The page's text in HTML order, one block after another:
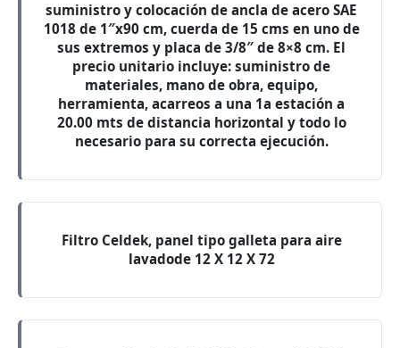
suministro y colocación de ancla de acero SAE
1018 de 1″x90 cm, cuerda de 15 cms en uno de
sus extremos y placa de 3/8″ de 8×8 cm. El
precio unitario incluye: suministro de
materiales, mano de obra, equipo,
herramienta, acarreos a una 1a estación a
20.00 mts de distancia horizontal y todo lo
necesario para su correcta ejecución.
Filtro Celdek, panel tipo galleta para aire
lavadode 12 X 12 X 72